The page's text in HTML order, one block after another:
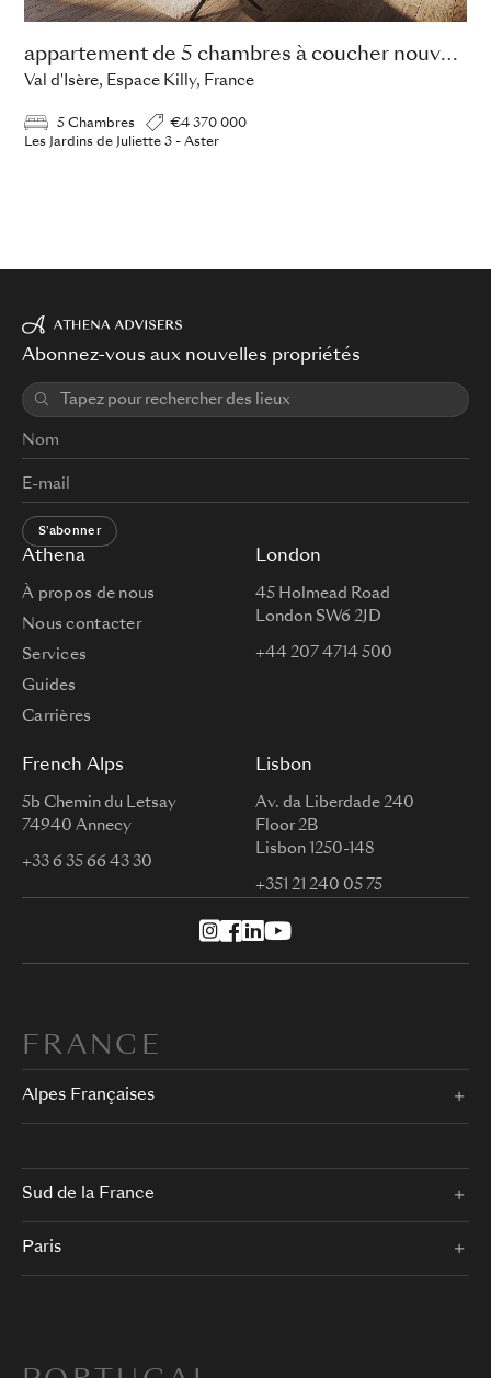
appartement de 5 chambres à coucher nouvellement construit
Val d'Isère, Espace Killy, France
5 Chambres
€4 370 000
Les Jardins de Juliette 3 - Aster
Athena
À propos de nous
Nous contacter
Services
Guides
Carrières
London
45 Holmead Road
London SW6 2JD
+44 207 4714 500
French Alps
5b Chemin du Letsay
74940 Annecy
+33 6 35 66 43 30
Lisbon
Av. da Liberdade 240
Floor 2B
Lisbon 1250-148
+351 21 240 05 75
Abonnez-vous aux nouvelles propriétés
S'abonner
FRANCE
Alpes Françaises
Sud de la France
Paris